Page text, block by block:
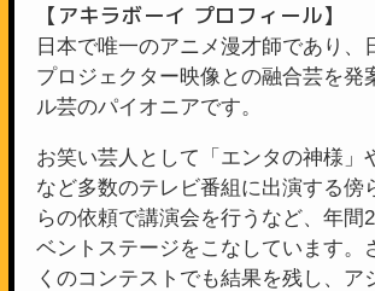
【アキラボーイ プロフィール】
日本で唯一のアニメ漫才師であり、
プロジェクター映像との融合芸を発
ル芸のパイオニアです。
お笑い芸人として「エンタの神様」
など多数のテレビ番組に出演する傍
らの依頼で講演会を行うなど、年間
ベントステージをこなしています。
くのコンテストでも結果を残し、ア